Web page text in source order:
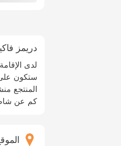
دريمز
لدى
ستكون على
كم عن